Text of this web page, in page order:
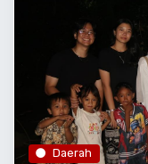
Daerah